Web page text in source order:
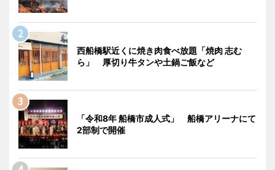
西船橋駅近くに焼き肉食べ放題「焼肉 志む
ら」 厚切り牛タンや土鍋ご飯など
「令和8年 船橋市成人式」 船橋アリーナにて
2部制で開催